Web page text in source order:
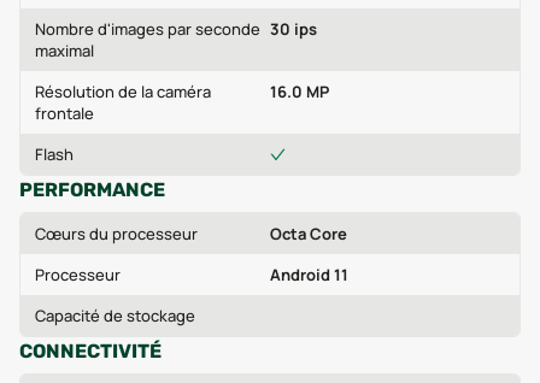
Nombre d'images par seconde
maximal
30 ips
Résolution de la caméra
frontale
16.0 MP
Flash
PERFORMANCE
Cœurs du processeur
Octa Core
Processeur
Android 11
Capacité de stockage
CONNECTIVITÉ